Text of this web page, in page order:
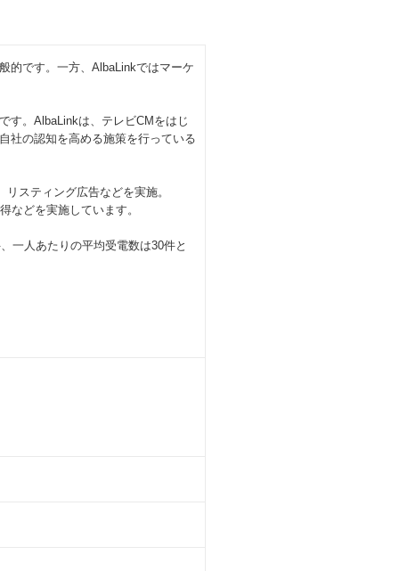
的です。一方、AlbaLinkではマーケ
す。AlbaLinkは、テレビCMをはじ
社の認知を高める施策を行っている
スティング広告などを実施。
などを実施しています。
一人あたりの平均受電数は30件と